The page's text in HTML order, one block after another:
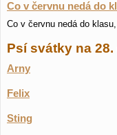
Co v červnu nedá do
Co v červnu nedá do
Psí svátky na
Arny
Felix
Sting